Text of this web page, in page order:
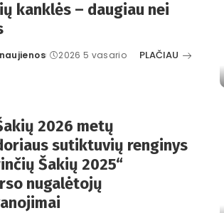
kanklės – daugiau nei
2026 5 vasario PLAČIAU
2026 metų
sutiktuvių renginys
Šakių 2025“
nugalėtojų